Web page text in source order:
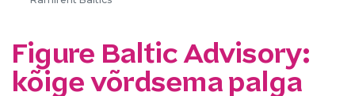
Figure Baltic Advisory:
kõige võrdsema palga